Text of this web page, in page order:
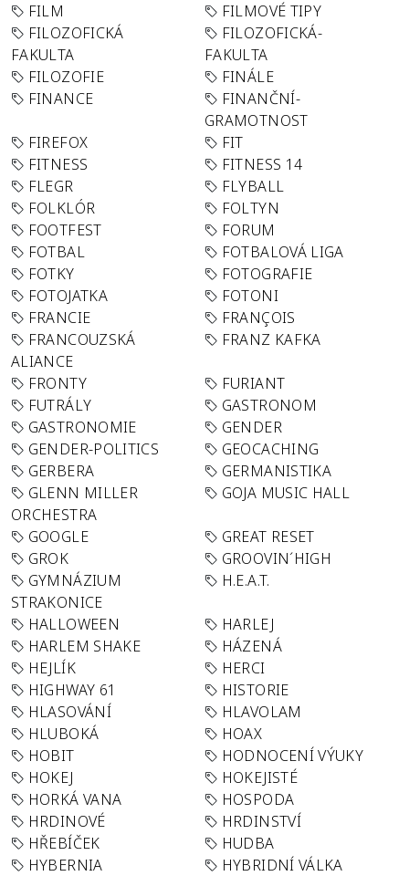
FILM
FILMOVÉ TIPY
FILOZOFICKÁ
FAKULTA
FILOZOFICKÁ-
FAKULTA
FILOZOFIE
FINÁLE
FINANCE
FINANČNÍ-
GRAMOTNOST
FIREFOX
FIT
FITNESS
FITNESS 14
FLEGR
FLYBALL
FOLKLÓR
FOLTYN
FOOTFEST
FORUM
FOTBAL
FOTBALOVÁ LIGA
FOTKY
FOTOGRAFIE
FOTOJATKA
FOTONI
FRANCIE
FRANÇOIS
FRANCOUZSKÁ
ALIANCE
FRANZ KAFKA
FRONTY
FURIANT
FUTRÁLY
GASTRONOM
GASTRONOMIE
GENDER
GENDER-POLITICS
GEOCACHING
GERBERA
GERMANISTIKA
GLENN MILLER
ORCHESTRA
GOJA MUSIC HALL
GOOGLE
GREAT RESET
GROK
GROOVIN´HIGH
GYMNÁZIUM
STRAKONICE
H.E.A.T.
HALLOWEEN
HARLEJ
HARLEM SHAKE
HÁZENÁ
HEJLÍK
HERCI
HIGHWAY 61
HISTORIE
HLASOVÁNÍ
HLAVOLAM
HLUBOKÁ
HOAX
HOBIT
HODNOCENÍ VÝUKY
HOKEJ
HOKEJISTÉ
HORKÁ VANA
HOSPODA
HRDINOVÉ
HRDINSTVÍ
HŘEBÍČEK
HUDBA
HYBERNIA
HYBRIDNÍ VÁLKA